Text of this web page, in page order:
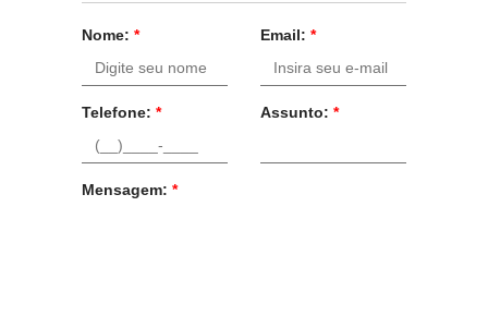
Nome: * Email: *
Telefone: * Assunto: *
Mensagem: *